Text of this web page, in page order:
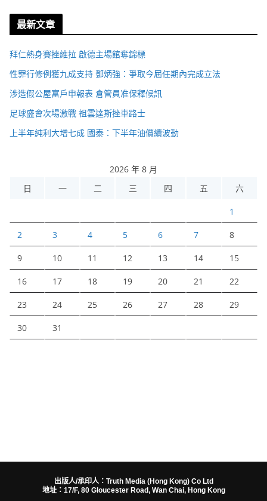
最新文章
拜仁熱身賽挫維拉 啟德主場館奪錦標
性罪行修例獲九成支持 鄧炳強：爭取今屆任期內完成立法
涉造假公屋富戶申報表 倉管員准保釋候訊
足球盛會次場激戰 祖雲達斯挫車路士
上半年純利大增七成 國泰：下半年油價續波動
2026 年 8 月
日
一 二 三 四 五 六
1
2 3 4 5 6 7 8
9 10 11 12 13 14 15
16 17 18 19 20 21 22
23 24 25 26 27 28 29
30 31
出版人/承印人：Truth Media (Hong Kong) Co Ltd
地址：17/F, 80 Gloucester Road, Wan Chai, Hong Kong